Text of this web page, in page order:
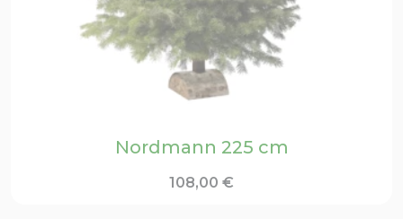
Nordmann 225 cm
108,00 €